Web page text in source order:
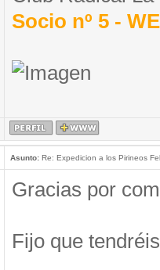
Socio nº 5 -
Asunto:Re: Expedicion a los Pirineos
Gracias por
Fijo que